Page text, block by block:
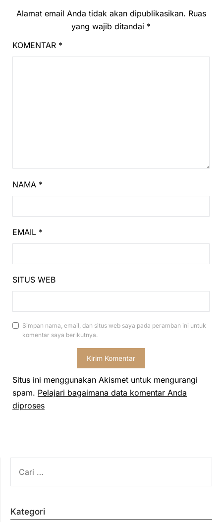
Alamat email Anda tidak akan dipublikasikan. Ruas
yang wajib ditandai *
KOMENTAR *
NAMA *
EMAIL *
SITUS WEB
Simpan nama, email, dan situs web saya pada peramban ini untuk
komentar saya berikutnya.
Situs ini menggunakan Akismet untuk mengurangi
spam. Pelajari bagaimana data komentar Anda
diproses
UNTUK:
Kategori